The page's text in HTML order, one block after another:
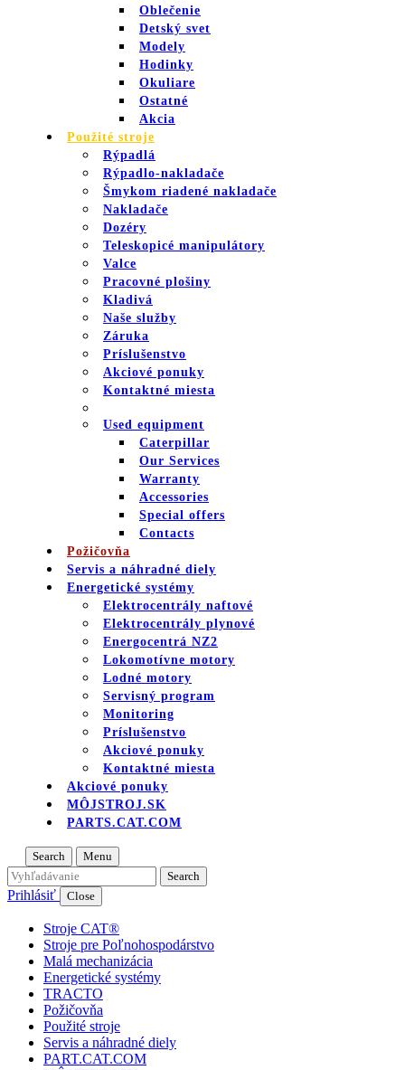
Oblečenie
Detský svet
Modely
Hodinky
Okuliare
Ostatné
Akcia
Použité stroje
Rýpadlá
Rýpadlo-nakladače
Šmykom riadené nakladače
Nakladače
Dozéry
Teleskopicé manipulátory
Valce
Pracovné plošiny
Kladivá
Naše služby
Záruka
Príslušenstvo
Akciové ponuky
Kontaktné miesta
Used equipment
Caterpillar
Our Services
Warranty
Accessories
Special offers
Contacts
Požičovňa
Servis a náhradné diely
Energetické systémy
Elektrocentrály naftové
Elektrocentrály plynové
Energocentrá NZ2
Lokomotívne motory
Lodné motory
Servisný program
Monitoring
Príslušenstvo
Akciové ponuky
Kontaktné miesta
Akciové ponuky
MÔJSTROJ.SK
PARTS.CAT.COM
Search Menu
Prihlásiť Close
Stroje CAT®
Stroje pre Poľnohospodárstvo
Malá mechanizácia
Energetické systémy
TRACTO
Požičovňa
Použité stroje
Servis a náhradné diely
PART.CAT.COM